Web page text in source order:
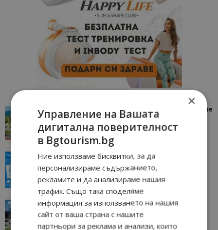
“Пощенска картичка от…”: Петрич – Изживяване
отвъд очакваното
Петрич 11/07/2026 11:22
“Пощенска картичка от…”: Пловдив, градът на
всички времена
Пловдив 23/06/2026 10:00
“Пощенска картичка от…”: Перник – град на
традициите, културата и вдъхновяващите...
Перник 17/06/2026 09:01
×
Управление на Вашата
дигитална поверителност
в Bgtourism.bg
Ние използваме бисквитки, за да
персонализираме съдържанието,
рекламите и да анализираме нашия
трафик. Също така споделяме
информация за използването на нашия
сайт от ваша страна с нашите
партньори за реклама и анализи, които